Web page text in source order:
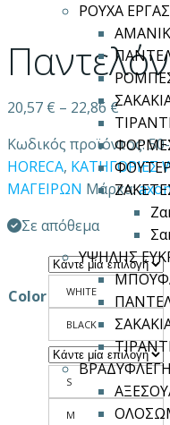
ΡΟΥΧΑ
ΦΟΡΜΕΣ
ΥΨΗΛΗΣ
ΒΡΑΔΥΦΛΕΓΗ
20,57 € – 22,86 €
Κωδικός προϊόντος:
HORECA, ΚΑΤΗΓΟΡΙΕΣ
ΜΑΓΕΙΡΩΝ Μάρκα:
Σε απόθεμα
Color WHITE
BLACK
S
M